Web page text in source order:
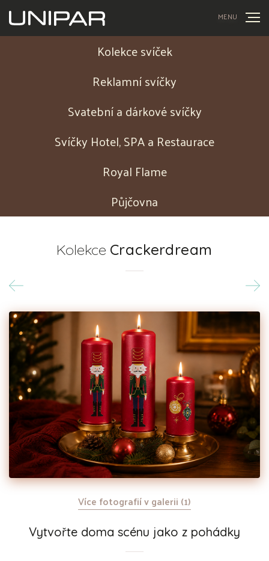
MENU
Kolekce svíček
Reklamní svíčky
Svatební a dárkové svíčky
Svíčky Hotel, SPA a Restaurace
Royal Flame
Půjčovna
Kolekce Crackerdream
Více fotografií v galerii (1)
Vytvořte doma scénu jako z pohádky